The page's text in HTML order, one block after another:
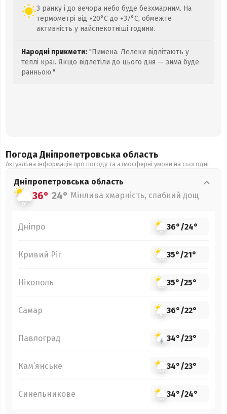
З ранку і до вечора небо буде безхмарним. На
термометрі від +20°C до +37°C, обмежте
активність у найспекотніші години.
Народні прикмети: "Пимена. Лелеки відлітають у
теплі краї. Якщо відлетіли до цього дня — зима буде
ранньою."
Погода Дніпропетровська область
Актуальна інформація про погоду та атмосферні умови на сьогодні
Дніпропетровська область
36° 24° Мінлива хмарність, слабкий дощ
Дніпро 36°/24°
Кривий Ріг 35°/21°
Нікополь 35°/25°
Самар 36°/22°
Павлоград 34°/23°
Кам’янське 34°/23°
Синельникове 34°/24°